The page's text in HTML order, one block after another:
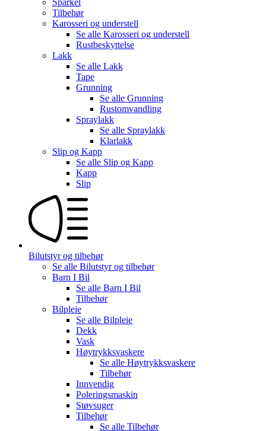
Tilbehør
Karosseri og understell
Se alle Karosseri og understell
Rustbeskyttelse
Lakk
Se alle Lakk
Tape
Grunning
Se alle Grunning
Rustomvandling
Spraylakk
Se alle Spraylakk
Klarlakk
Slip og Kapp
Se alle Slip og Kapp
Kapp
Slip
Bilutstyr og tilbehør
Se alle Bilutstyr og tilbehør
Barn I Bil
Se alle Barn I Bil
Tilbehør
Bilpleie
Se alle Bilpleie
Dekk
Vask
Høytrykksvaskere
Se alle Høytrykksvaskere
Tilbehør
Innvendig
Poleringsmaskin
Støvsuger
Tilbehør
Se alle Tilbehør